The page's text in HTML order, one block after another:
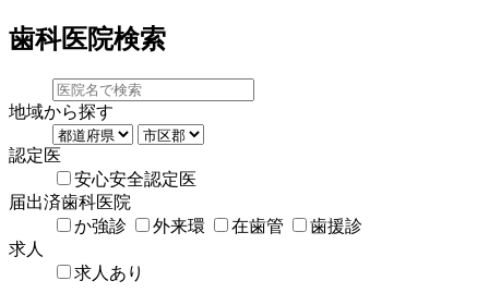
歯科医院検索
地域から探す
認定医
安心安全認定医
届出済歯科医院
か強診
外来環 在歯管
歯援診
求人
求人あり